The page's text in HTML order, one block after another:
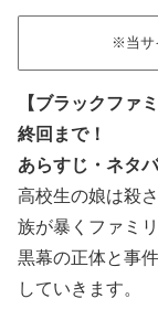
※当サ
【ブラックファ
終回まで！
あらすじ・ネタ
高校生の娘は殺
族が暴くファミ
黒幕の正体と事
していきます。